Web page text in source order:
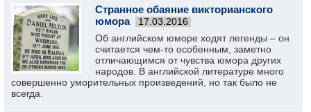
Странное обаяние викторианского
юмора
17.03.2016
Об английском юморе ходят легенды – он
считается чем-то особенным, заметно
отличающимся от чувства юмора других
народов. В английской литературе много
совершенно уморительных произведений, но так было не
всегда.